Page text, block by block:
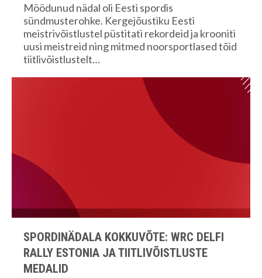
Möödunud nädal oli Eesti spordis
sündmusterohke. Kergejõustiku Eesti
meistrivõistlustel püstitati rekordeid ja krooniti
uusi meistreid ning mitmed noorsportlased tõid
tiitlivõistlustelt…
SPORDINÄDALA KOKKUVÕTE: WRC DELFI
RALLY ESTONIA JA TIITLIVÕISTLUSTE
MEDALID